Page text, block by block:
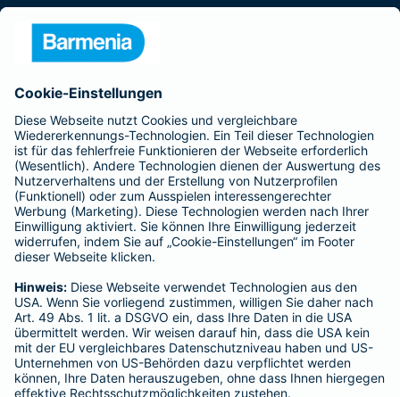
Barmenia ist Teil der BarmeniaGothaer
BELIEBTE SEITEN
Kranken-Zusatzversicherung
Tierversicherungen
Haftpflichtversicherung
Hausratversicherung
Adresse ändern
Schaden melden
Kilometerstandsmeldung
Serviceübersicht